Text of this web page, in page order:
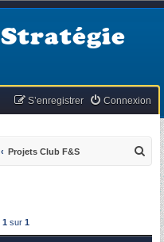
Connexion
S’enregistrer
Projets Club F&S
1 sur 1